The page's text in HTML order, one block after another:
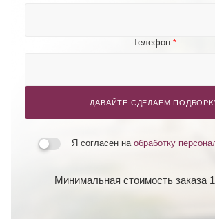
Телефон *
ДАВАЙТЕ СДЕЛАЕМ
Я согласен на обработку
Минимальная стоимость заказа